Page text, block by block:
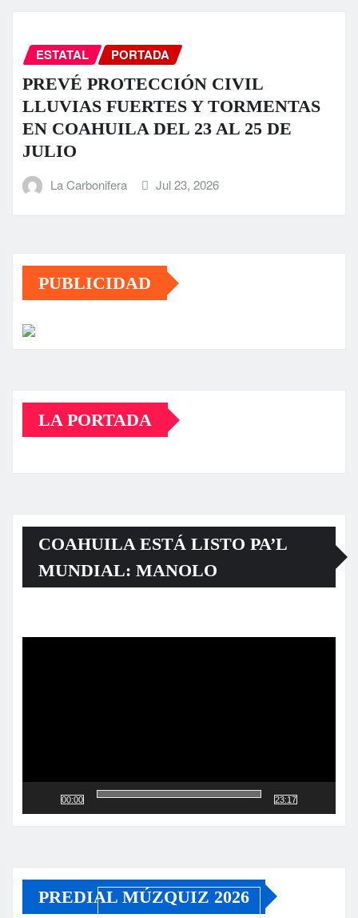
ESTATAL PORTADA
PREVÉ PROTECCIÓN CIVIL
LLUVIAS FUERTES Y TORMENTAS
EN COAHUILA DEL 23 AL 25 DE
JULIO
La Carbonifera Jul 23, 2026
PUBLICIDAD
LA PORTADA
COAHUILA ESTÁ LISTO PA’L
MUNDIAL: MANOLO
00:00 23:17
PREDIAL MÚZQUIZ 2026